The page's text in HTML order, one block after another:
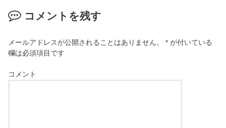
コメントを残す
メールアドレスが公開されることはありません。 * が付いている
欄は必須項目です
コメント